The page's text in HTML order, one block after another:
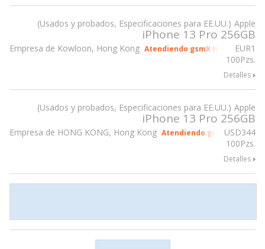
Usados y probados, Especificaciones para EE.UU. Apple
iPhone 13 Pro 256GB
EUR1
100Pzs.
Empresa de Kowloon, Hong Kong Atendiendo gsmX Hong Kong
Detalles
Usados y probados, Especificaciones para EE.UU. Apple
iPhone 13 Pro 256GB
USD344
100Pzs.
Empresa de HONG KONG, Hong Kong Atendiendo gsmX Hong
Detalles